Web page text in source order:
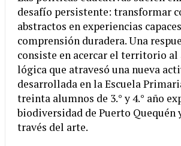
desafío persistente: transformar
abstractos en experiencias
comprensión duradera. Una
consiste en acercar el territorio al
lógica que atravesó una nueva
desarrollada en la Escuela
treinta alumnos de 3.° y 4.° año
biodiversidad de Puerto Quequén
través del arte.